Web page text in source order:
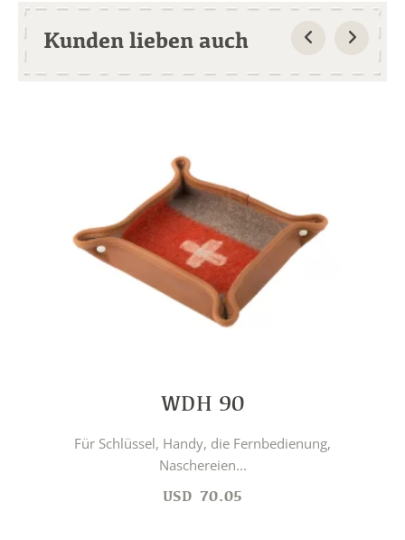
Kunden lieben auch
WDH 90
Für Schlüssel, Handy, die Fernbedienung,
Naschereien...
USD 70.05